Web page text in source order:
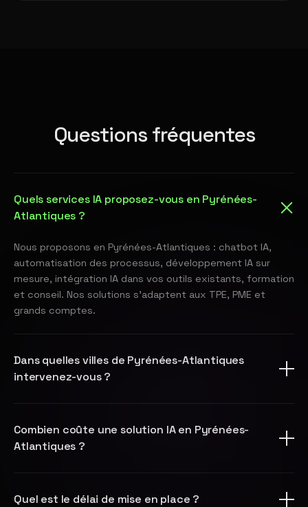
Questions fréquentes
Quels services IA proposez-vous en Pyrénées-
Atlantiques ?
Nous proposons en Pyrénées-Atlantiques : chatbot IA,
automatisation des processus, développement IA sur
mesure, intégration IA dans vos outils existants, formation
et conseil. Nos solutions s'adaptent aux TPE, PME et
grands comptes.
Dans quelles villes de Pyrénées-Atlantiques
intervenez-vous ?
Combien coûte une solution IA en Pyrénées-
Atlantiques ?
Quel est le délai de mise en place ?